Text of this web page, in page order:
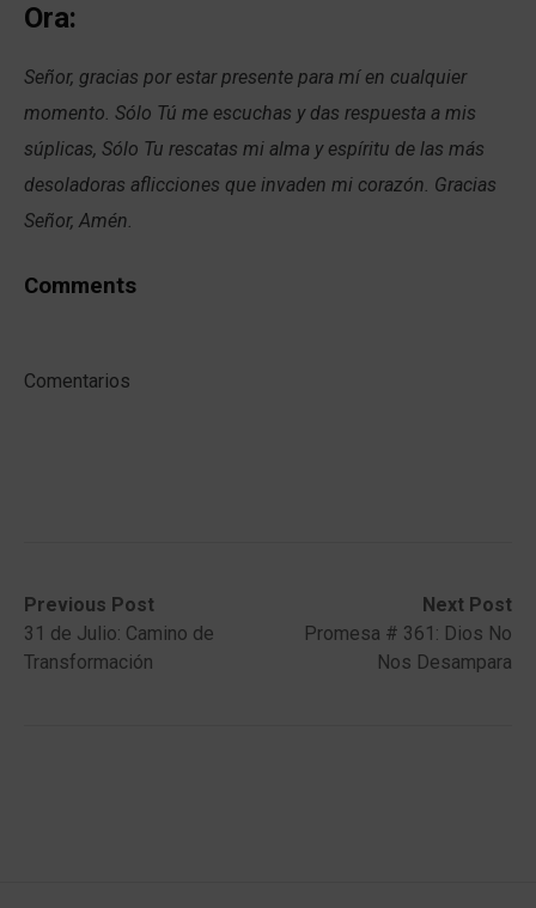
Ora:
Señor, gracias por estar presente para mí en cualquier
momento. Sólo Tú me escuchas y das respuesta a mis
súplicas, Sólo Tu rescatas mi alma y espíritu de las más
desoladoras aflicciones que invaden mi corazón. Gracias
Señor, Amén.
Comments
Comentarios
Post
navigation
Previous Post
Previous
post:31 de Julio: Camino de
Transformación
Next Post
Next
post:
Promesa # 361: Dios No
Nos Desampara